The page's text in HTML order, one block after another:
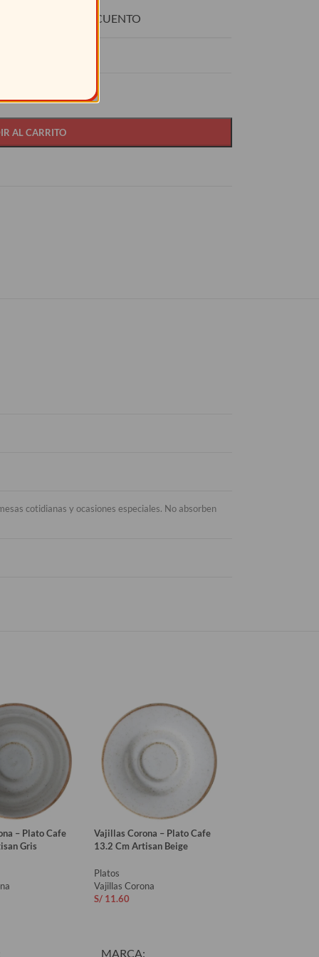
DESCUENTO
AL CARRITO
cotidianas y ocasiones especiales. No absorben
– Plato Cafe
Gris
Vajillas Corona – Plato Cafe
13.2 Cm Artisan Beige
Platos
Vajillas Corona
S/ 11.60
MARCA